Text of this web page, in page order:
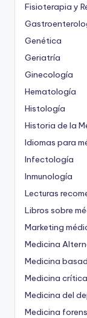
Fisioterapia y
Genética
Geriatría
Ginecología
Hematología
Histología
Historia de la
Idiomas para
Infectología
Inmunología
Lecturas
Libros sobre
Marketing
Medicina
Medicina
Medicina crítica
Medicina del
Medicina